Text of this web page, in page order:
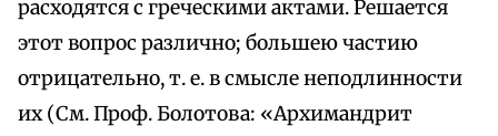
расходятся с греческими актами. Решается
этот вопрос различно; большею частию
отрицательно, т. е. в смысле неподлинности
их (См. Проф. Болотова: «Архимандрит